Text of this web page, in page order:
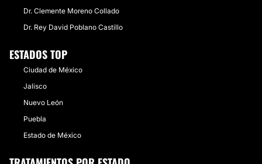
Dr. Clemente Moreno Collado
Dr. Rey David Poblano Castillo
ESTADOS TOP
Ciudad de México
Jalisco
Nuevo León
Puebla
Estado de México